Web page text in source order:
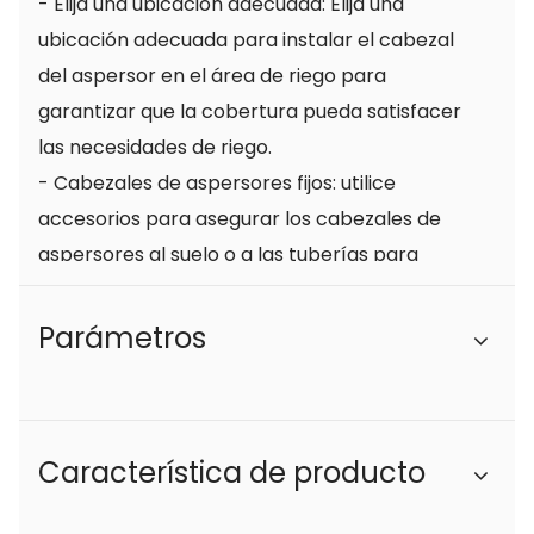
ubicación adecuada para instalar el cabezal
del aspersor en el área de riego para
garantizar que la cobertura pueda satisfacer
las necesidades de riego.
- Cabezales de aspersores fijos: utilice
accesorios para asegurar los cabezales de
aspersores al suelo o a las tuberías para
debido a la presión del agua o el viento.
sellada para evitar fugas de agua.
Parámetros
Característica de producto